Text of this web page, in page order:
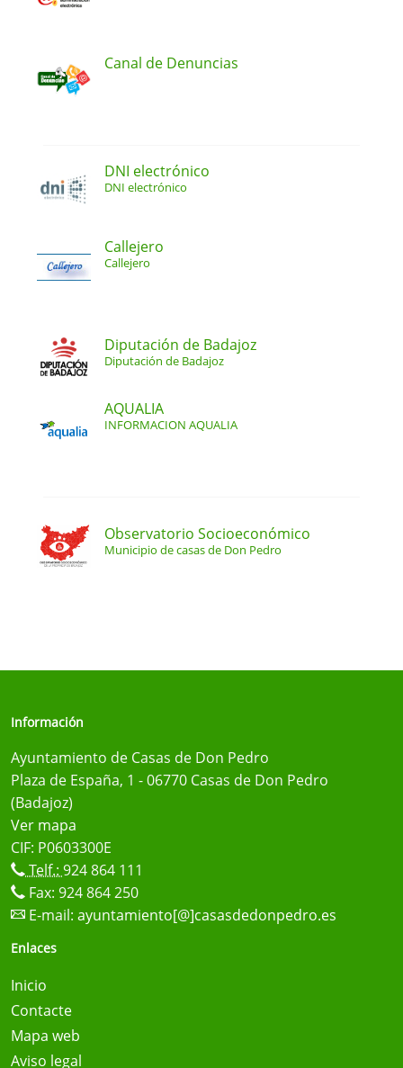
Canal de Denuncias
DNI electrónico
DNI electrónico
Callejero
Callejero
Diputación de Badajoz
Diputación de Badajoz
AQUALIA
INFORMACION AQUALIA
Observatorio Socioeconómico
Municipio de casas de Don Pedro
Información
Ayuntamiento de Casas de Don Pedro
Plaza de España, 1 - 06770 Casas de Don Pedro
(Badajoz)
Ver mapa
CIF: P0603300E
Telf.: 924 864 111
Fax: 924 864 250
E-mail: ayuntamiento[@]casasdedonpedro.es
Enlaces
Inicio
Contacte
Mapa web
Aviso legal